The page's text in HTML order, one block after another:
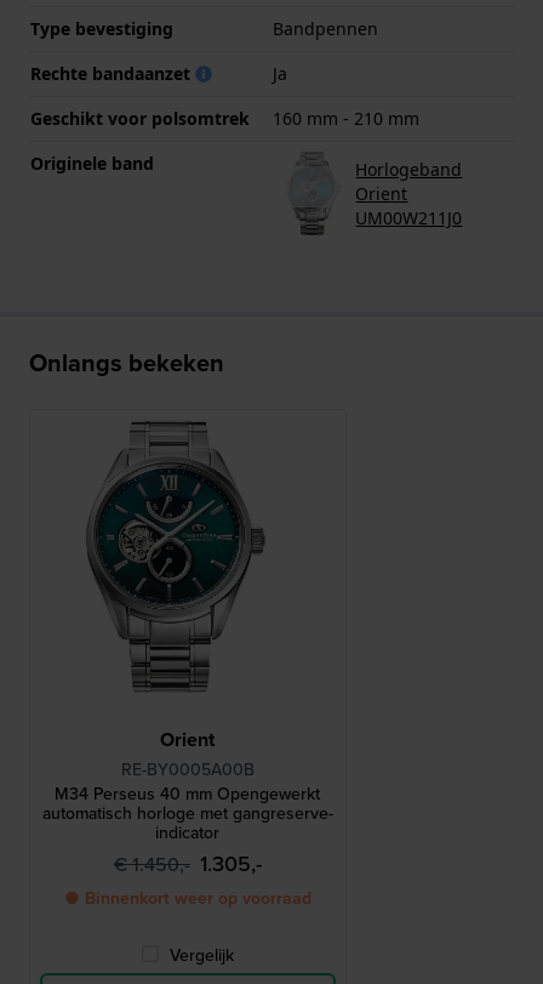
Type bevestiging
Bandpennen
Rechte bandaanzet
Ja
Geschikt voor polsomtrek
160 mm - 210 mm
Originele band
Horlogeband
Orient
UM00W211J0
Onlangs bekeken
Orient
RE-BY0005A00B
M34 Perseus 40 mm Opengewerkt
automatisch horloge met gangreserve-
indicator
€ 1.450,- 1.305,-
● Binnenkort weer op voorraad
Vergelijk